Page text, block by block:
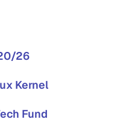
26
Kernel
Fund